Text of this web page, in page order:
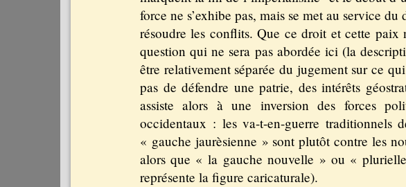
force ne s’exhibe pas, mais se met au service
résoudre les conflits. Que ce droit et cette paix
question qui ne sera pas abordée ici (la
être relativement séparée du jugement sur ce
pas de défendre une patrie, des intérêts
assiste alors à une inversion des forces
occidentaux : les va-t-en-guerre traditionnels
« gauche jaurèsienne » sont plutôt contre les
alors que « la gauche nouvelle » ou «
représente la figure caricaturale).